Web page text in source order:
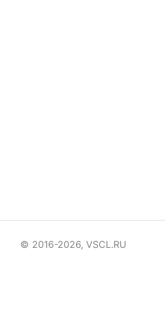
© 2016-2026, VSCL.RU